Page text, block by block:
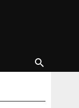
search